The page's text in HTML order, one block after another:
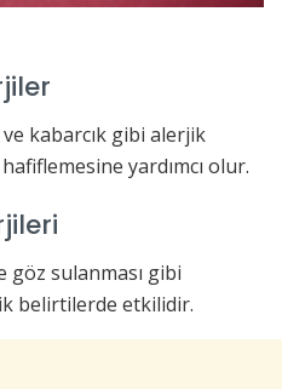
ve kabarcık gibi alerjik
yardımcı olur.
göz sulanması gibi
belirtilerde etkilidir.